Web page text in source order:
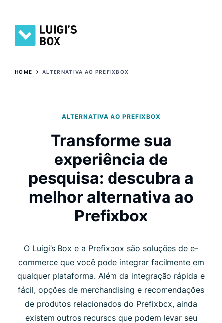
HOME ›ALTERNATIVA AO PREFIXBOX
ALTERNATIVA AO PREFIXBOX
Transforme sua
experiência de
pesquisa: descubra a
melhor alternativa ao
Prefixbox
O Luigi’s Box e a Prefixbox são soluções de e-
commerce que você pode integrar facilmente em
qualquer plataforma. Além da integração rápida e
fácil, opções de merchandising e recomendações
de produtos relacionados do Prefixbox, ainda
existem outros recursos que podem levar seu